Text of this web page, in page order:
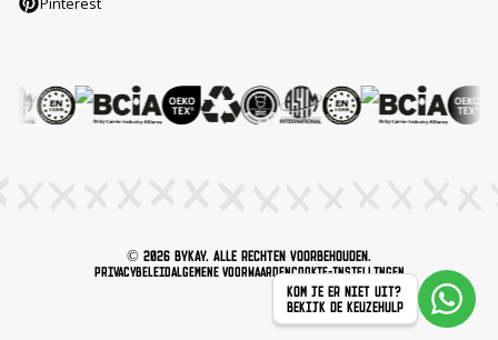
© 2026 ByKay. Alle rechten voorbehouden.
PrivacybeleidAlgemene voorwaardenCookie-instellingen
KOM JE ER NIET UIT?
BEKIJK DE KEUZEHULP